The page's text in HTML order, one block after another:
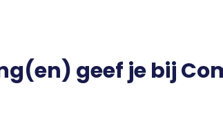
geef je bij